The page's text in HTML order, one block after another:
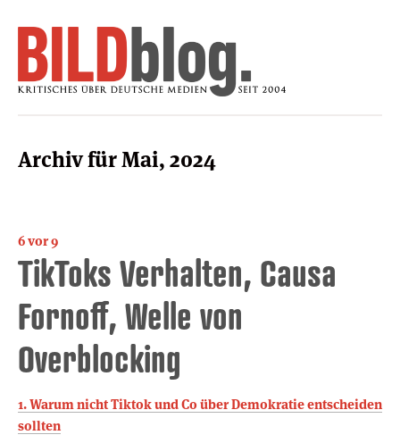
Archiv für Mai, 2024
6 vor 9
TikToks Verhalten, Causa
Fornoff, Welle von
Overblocking
1. Warum nicht Tiktok und Co über Demo­k­ratie ent­scheiden
sollten